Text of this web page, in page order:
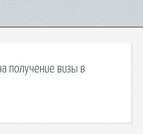
получение визы в